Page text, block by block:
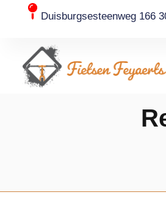
Duisburgsesteenweg 166